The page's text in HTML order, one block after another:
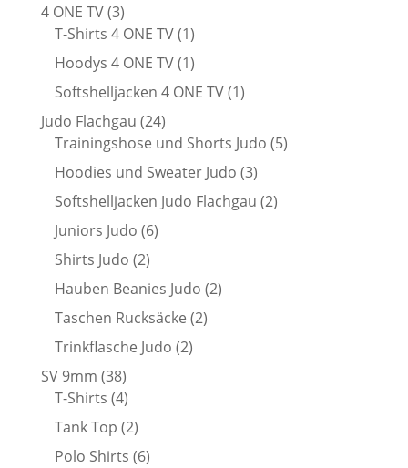
4 ONE TV 33
Produkte
T-Shirts 4 ONE TV 11
Produkt
Hoodys 4 ONE TV 11
Produkt
Softshelljacken 4 ONE TV 11
Judo Flachgau 2424
Produkte
Trainingshose und Shorts Judo 55
Hoodies und Sweater Judo 33
Produkte
Softshelljacken Judo Flachgau 22
Juniors Judo 66
Shirts Judo 22
Produkte
Hauben Beanies Judo 22
Taschen Rucksäcke 22
Trinkflasche Judo 22
SV 9mm 3838
Produkte
T-Shirts 44
Produkte
Tank Top 22
Produkte
Polo Shirts 66